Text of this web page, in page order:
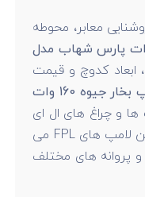
متر دارد. همچنین برای روشنایی معابر، محوطه
بخار جیوه 160 وات پارس شهاب مدل
نوری بالا، ابعاد کدوچ و قیمت
لامپ بخار جیوه 160 وات
و چراغ های ال ای
، فلورسنت، کم مصرف، لامپ، چراغ و ریسه های تزیینی و همچنین لامپ های FPL می
و پروانه های مختلف